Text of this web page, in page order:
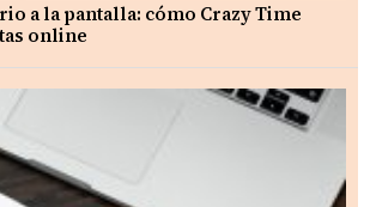
a la pantalla: cómo Crazy Time
online